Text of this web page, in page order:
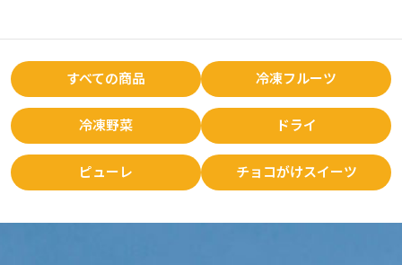
すべての商品 冷凍フルーツ
冷凍野菜 ドライ
ピューレ チョコがけスイーツ